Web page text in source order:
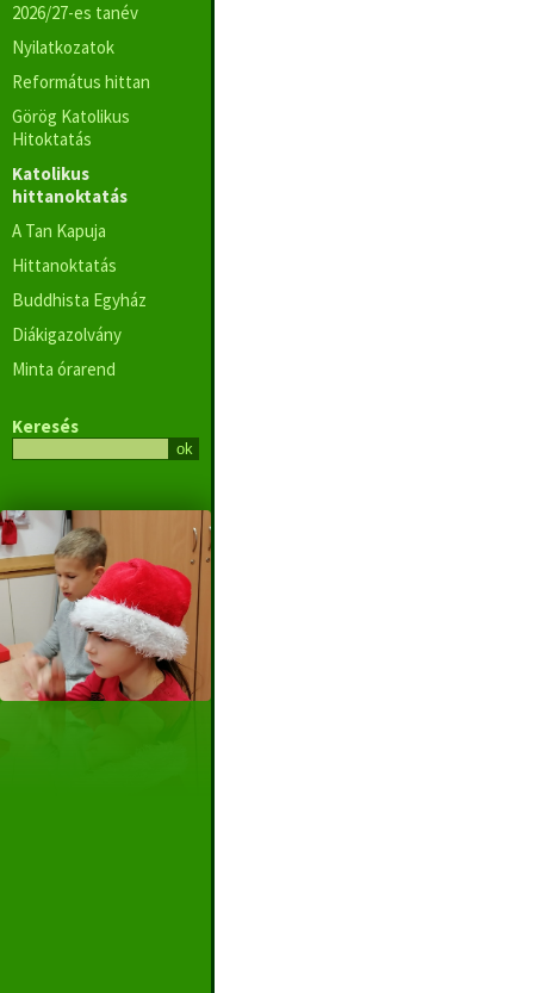
2026/27-es tanév
Nyilatkozatok
Református hittan
Görög Katolikus
Hitoktatás
Katolikus
hittanoktatás
A Tan Kapuja
Hittanoktatás
Buddhista Egyház
Diákigazolvány
Minta órarend
Keresés